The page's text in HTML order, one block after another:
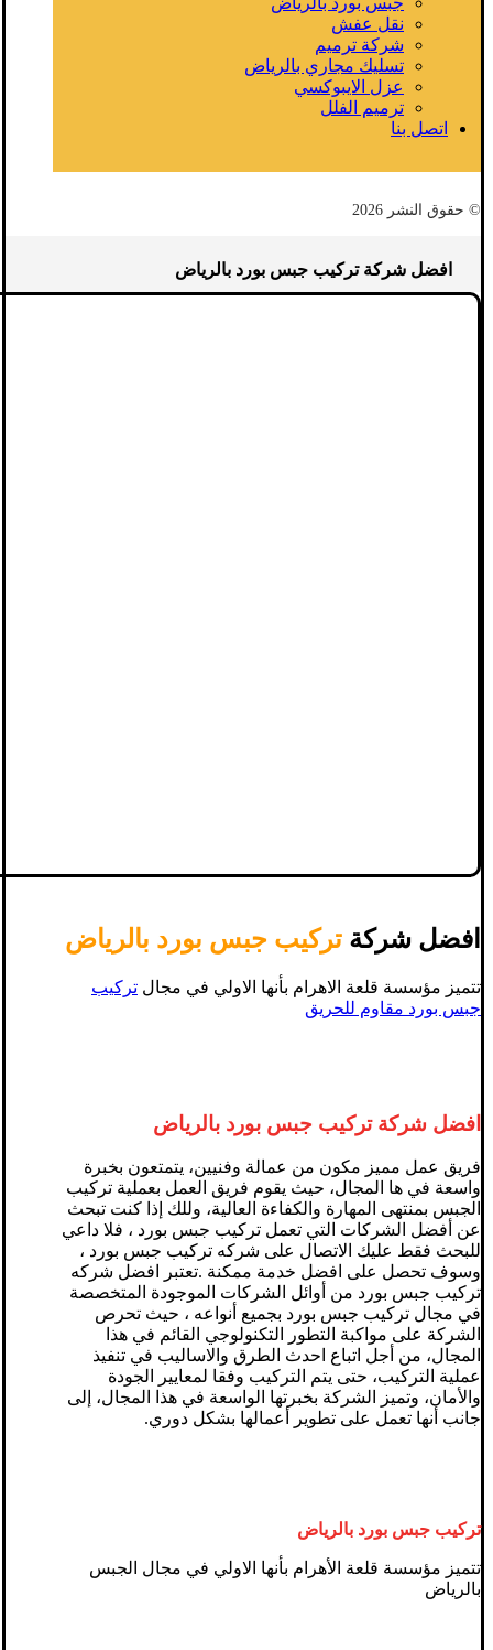
نقل عفش
شركة ترميم
تسليك مجاري بالرياض
عزل الايبوكسي
ترميم الفلل
اتصل بنا
© حقوق النشر 2026
افضل شركة تركيب جبس بورد بالرياض
افضل شركة تركيب جبس بورد بالرياض
تتميز مؤسسة قلعة الاهرام بأنها الاولي في مجال تركيب
جبس بورد مقاوم للحريق
افضل شركة تركيب جبس بورد بالرياض
فريق عمل مميز مكون من عمالة وفنيين، يتمتعون بخبرة
واسعة في ها المجال، حيث يقوم فريق العمل بعملية تركيب
الجبس بمنتهى المهارة والكفاءة العالية، وللك إذا كنت تبحث
عن أفضل الشركات التي تعمل تركيب جبس بورد ، فلا داعي
للبحث فقط عليك الاتصال على شركه تركيب جبس بورد ،
وسوف تحصل على افضل خدمة ممكنة .تعتبر افضل شركه
تركيب جبس بورد من أوائل الشركات الموجودة المتخصصة
في مجال تركيب جبس بورد بجميع أنواعه ، حيث تحرص
الشركة على مواكبة التطور التكنولوجي القائم في هذا
المجال، من أجل اتباع احدث الطرق والاساليب في تنفيذ
عملية التركيب، حتى يتم التركيب وفقا لمعايير الجودة
والأمان، وتميز الشركة بخبرتها الواسعة في هذا المجال، إلى
جانب أنها تعمل على تطوير أعمالها بشكل دوري.
تركيب جبس بورد بالرياض
تتميز مؤسسة قلعة الأهرام بأنها الاولي في مجال الجبس
بالرياض